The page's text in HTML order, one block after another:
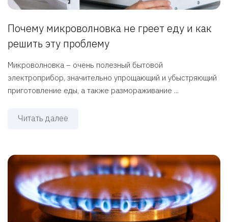
Почему микроволновка не греет еду и как
решить эту проблему
Микроволновка – очень полезный бытовой
электроприбор, значительно упрощающий и убыстряющий
приготовление еды, а также размораживание ...
Читать далее